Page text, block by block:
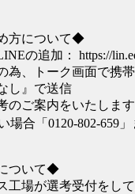
方について◆
の追加： https://
為、トーク画面で携
し』で送信
のご案内をいたします
場合「0120-802-659
ついて◆
工場が選考受付をして